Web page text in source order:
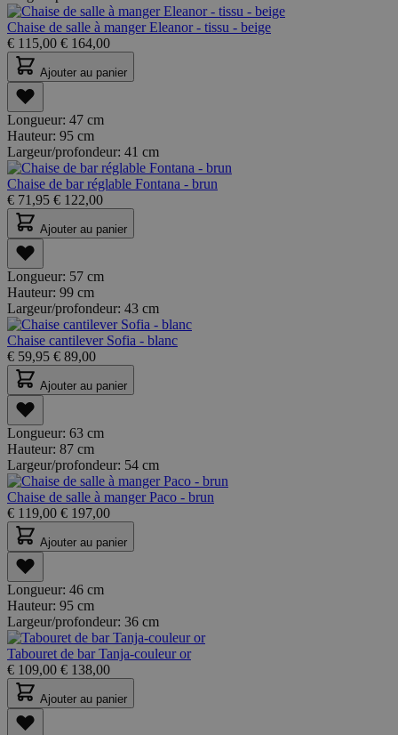
Chaise de salle à manger Eleanor - tissu - beige
€ 115,00 € 164,00
Ajouter au panier
Longueur: 47 cm
Hauteur: 95 cm
Largeur/profondeur: 41 cm
Chaise de bar réglable Fontana - brun
€ 71,95 € 122,00
Ajouter au panier
Longueur: 57 cm
Hauteur: 99 cm
Largeur/profondeur: 43 cm
Chaise cantilever Sofia - blanc
€ 59,95 € 89,00
Ajouter au panier
Longueur: 63 cm
Hauteur: 87 cm
Largeur/profondeur: 54 cm
Chaise de salle à manger Paco - brun
€ 119,00 € 197,00
Ajouter au panier
Longueur: 46 cm
Hauteur: 95 cm
Largeur/profondeur: 36 cm
Tabouret de bar Tanja-couleur or
€ 109,00 € 138,00
Ajouter au panier